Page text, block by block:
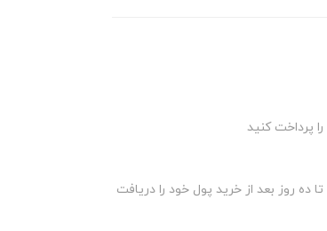
پرداخت کنید
روز بعد از خرید پول خود را دریافت